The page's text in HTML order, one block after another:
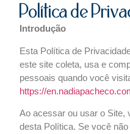
Política de
Introdução
Esta Política de
este site coleta, usa e
pessoais quando você
https://
Ao acessar ou usar o Site,
desta Política. Se você